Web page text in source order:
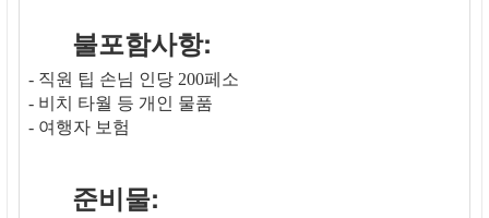
불포함사항:
- 직원 팁 손님 인당 200페소
- 비치 타월 등 개인 물품
- 여행자 보험
준비물: